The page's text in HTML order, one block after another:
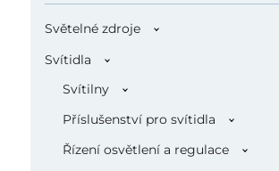
Světelné zdroje
Svítidla
Svítilny
Příslušenství pro svítidla
Řízení osvětlení a regulace